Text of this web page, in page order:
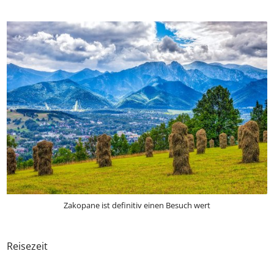
Zakopane ist definitiv einen Besuch wert
Reisezeit